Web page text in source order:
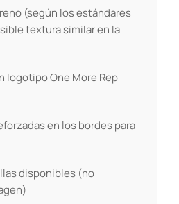
(según los estándares
textura similar en la
logotipo One More Rep
en los bordes para
disponibles (no